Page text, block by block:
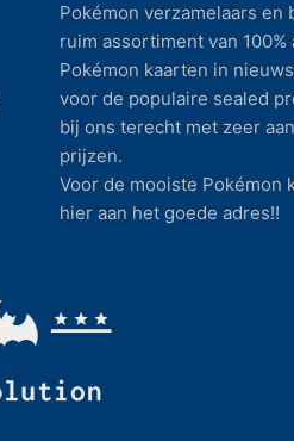
Pokémon verzamelaars en
ruim assortiment van
Pokémon kaarten in
voor de populaire sealed
bij ons terecht met zeer
prijzen.
Voor de mooiste Pokémon
hier aan het goede adres!!